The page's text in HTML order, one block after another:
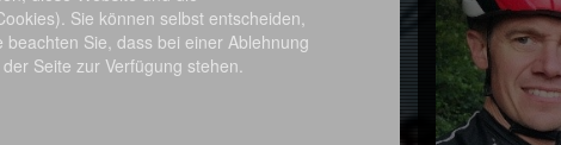
und Zuschauer genossen den Tag
Marathons.
sich bei allen Beteiligten und freut sich auf
Sie können selbst entscheiden,
Sie, dass bei einer Ablehnung
Seite zur Verfügung stehen.